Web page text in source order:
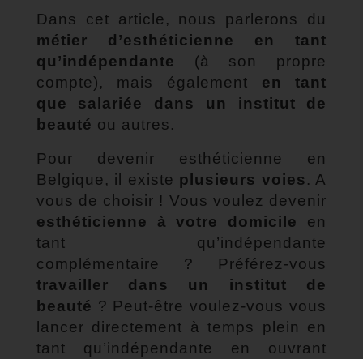
Dans cet article, nous parlerons du
métier d’esthéticienne en tant
qu’indépendante (à son propre
compte), mais également en tant
que salariée dans un institut de
beauté ou autres.
Pour devenir esthéticienne en
Belgique, il existe plusieurs voies. A
vous de choisir ! Vous voulez devenir
esthéticienne à votre domicile
en
tant qu’indépendante
complémentaire ? Préférez-vous
travailler dans un institut de
beauté ? Peut-être voulez-vous vous
lancer directement à temps plein en
tant qu’indépendante en ouvrant